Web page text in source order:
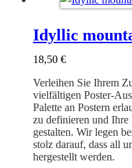
Idyllic
18,50 €
Verleihen Sie Ihrem
vielfältigen Poster-
Palette an Postern
zu definieren und
gestalten. Wir legen
stolz darauf, dass all
hergestellt werden.